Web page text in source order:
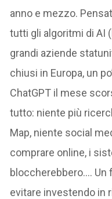
anno e mezzo.
tutti gli algoritmi di AI
grandi aziende
chiusi in Europa, un
ChatGPT il mese
tutto: niente più
Map, niente social
comprare online, i
bloccherebbero….
evitare investendo in